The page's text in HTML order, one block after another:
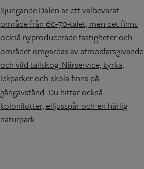
Sjungande Dalen är ett välbevarat
område från 60-70-talet, men det finns
också nyproducerade fastigheter och
området omgärdas av atmosfärsgivande
och vild tallskog. Närservice, kyrka,
lekparker och skola finns på
gångavstånd. Du hittar också
kolonilotter, elljusspår och en härlig
naturpark.